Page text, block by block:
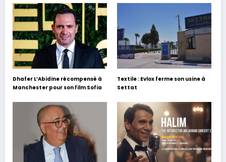
Dhafer L’Abidine récompensé à
Manchester pour son film Sofia
Textile : Evlox ferme son usine à
Settat